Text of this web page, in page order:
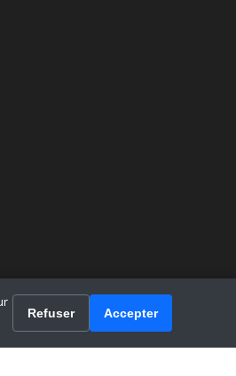
Refuser Accepter